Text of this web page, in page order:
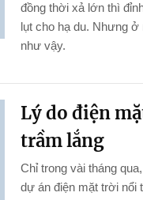
đồng thời xả lớn thì
lụt cho hạ du. Nhưng ở
như vậy.
Lý do điện
trầm lắng
Chỉ trong vài tháng
dự án điện mặt trời nổi